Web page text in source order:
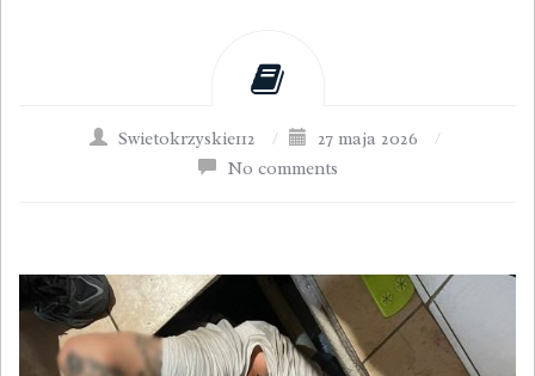
Swietokrzyskie112 / 27 maja 2026
/
No comments